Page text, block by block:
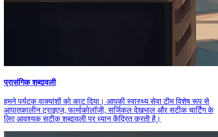
प्रासंगिक शब्दावली
हमने पर्यटक वाक्यांशों को काट दिया। आपकी स्वास्थ्य सेवा टीम विशेष रूप से
आपातकालीन ट्राइएज, फार्माकोलॉजी, सर्जिकल देखभाल और सटीक चार्टिंग के
लिए आवश्यक सटीक शब्दावली पर ध्यान केंद्रित करती है।